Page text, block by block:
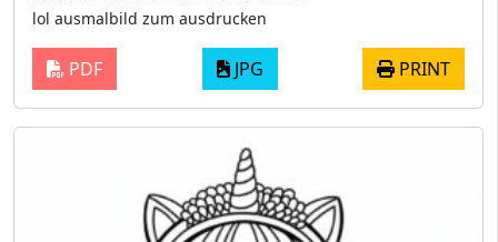
lol ausmalbild zum ausdrucken
PDF JPG PRINT